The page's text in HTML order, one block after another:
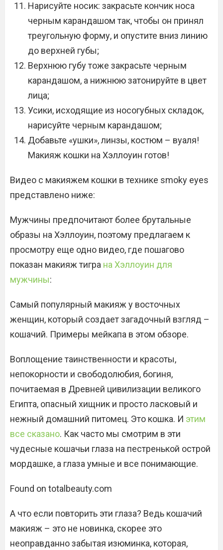
Нарисуйте носик: закрасьте кончик носа
черным карандашом так, чтобы он принял
треугольную форму, и опустите вниз линию
до верхней губы;
Верхнюю губу тоже закрасьте черным
карандашом, а нижнюю затонируйте в цвет
лица;
Усики, исходящие из носогубных складок,
нарисуйте черным карандашом;
Добавьте «ушки», линзы, костюм – вуаля!
Макияж кошки на Хэллоуин готов!
Видео с макияжем кошки в технике smoky eyes
представлено ниже:
Мужчины предпочитают более брутальные
образы на Хэллоуин, поэтому предлагаем к
просмотру еще одно видео, где пошагово
показан макияж тигра на Хэллоуин для
мужчины:
Самый популярный макияж у восточных
женщин, который создает загадочный взгляд –
кошачий. Примеры мейкапа в этом обзоре.
Воплощение таинственности и красоты,
непокорности и свободолюбия, богиня,
почитаемая в Древней цивилизации великого
Египта, опасный хищник и просто ласковый и
нежный домашний питомец. Это кошка. И этим
все сказано. Как часто мы смотрим в эти
чудесные кошачьи глаза на пестренькой острой
мордашке, а глаза умные и все понимающие.
Found on totalbeauty.com
А что если повторить эти глаза? Ведь кошачий
макияж – это не новинка, скорее это
неоправданно забытая изюминка, которая,